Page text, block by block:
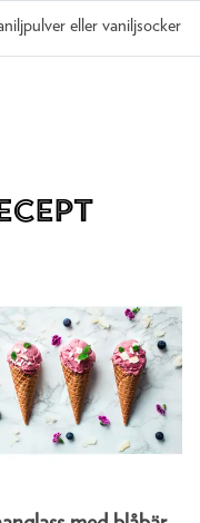
eller vaniljsocker